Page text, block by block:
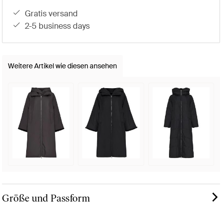
gratis versand
2-5 business days
Weitere Artikel wie diesen ansehen
Größe und Passform